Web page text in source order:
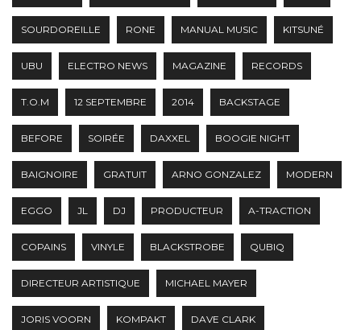
SOURDOREILLE RONE MANUAL MUSIC KITSUNÉ
UBU ELECTRO NEWS MAGAZINE RECORDS
T.O.M 12 SEPTEMBRE 2014 BACKSTAGE
BEFORE SOIRÉE DAXXEL BOOGIE NIGHT
BAIGNOIRE GRATUIT ARNO GONZALEZ MODERN
EGGO JL DJ PRODUCTEUR A-TRACTION
COPAINS VINYLE BLACKSTROBE QUBIQ
DIRECTEUR ARTISTIQUE MICHAEL MAYER
JORIS VOORN KOMPAKT DAVE CLARK